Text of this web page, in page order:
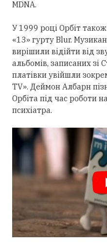
MDNA.
У 1999 році Орбіт
«13» гурту Blur.
вирішили відійти від
альбомів, записаних зі
платівки увійшли
TV». Деймон Албарн
Орбіта під час роботи
психіатра.